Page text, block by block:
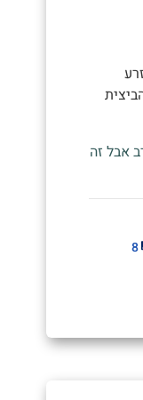
50 אחוז הביצית
אבל זה
8